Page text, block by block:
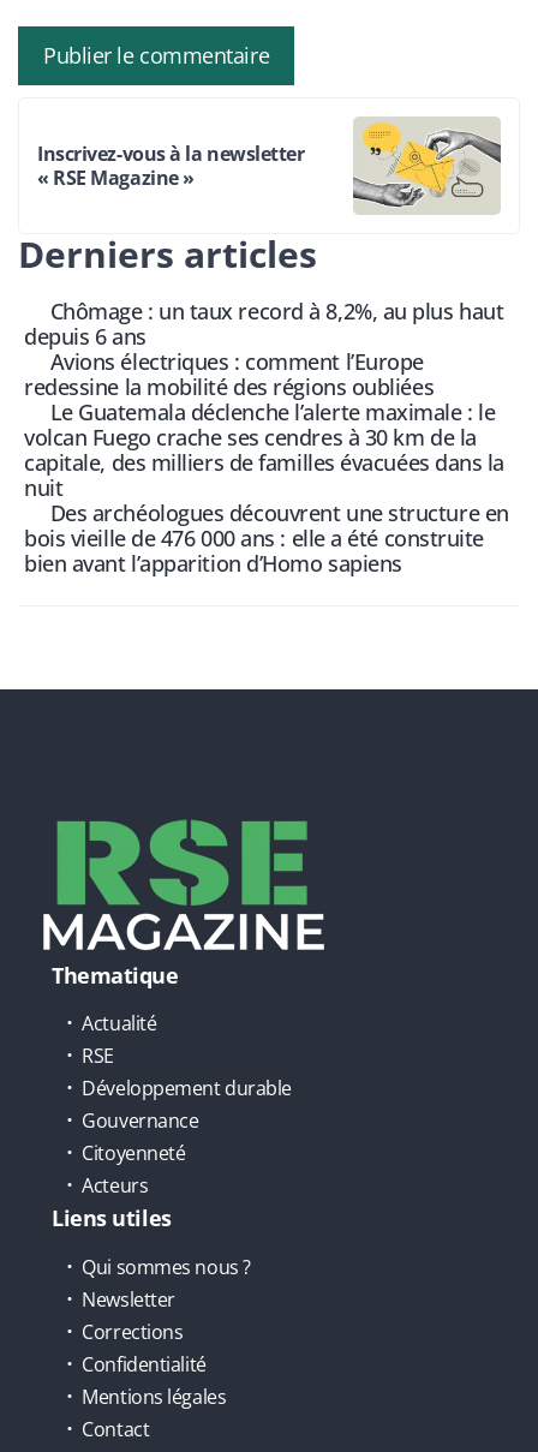
Inscrivez-vous à la newsletter
« RSE Magazine »
Derniers articles
Chômage : un taux record à 8,2%, au plus haut
depuis 6 ans
Avions électriques : comment l’Europe
redessine la mobilité des régions oubliées
Le Guatemala déclenche l’alerte maximale : le
volcan Fuego crache ses cendres à 30 km de la
capitale, des milliers de familles évacuées dans la
nuit
Des archéologues découvrent une structure en
bois vieille de 476 000 ans : elle a été construite
bien avant l’apparition d’Homo sapiens
Thematique
Actualité
RSE
Développement durable
Gouvernance
Citoyenneté
Acteurs
Liens utiles
Qui sommes nous ?
Newsletter
Corrections
Confidentialité
Mentions légales
Contact